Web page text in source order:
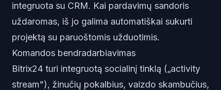
integruota su CRM. Kai pardavimų sandoris
uždaromas, iš jo galima automatiškai sukurti
projektą su paruoštomis užduotimis.
Komandos bendradarbiavimas
Bitrix24 turi integruotą socialinį tinklą („activity
stream"), žinučių pokalbius, vaizdo skambučius,